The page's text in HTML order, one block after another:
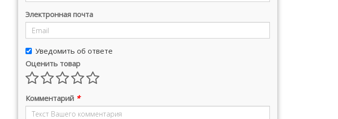
Электронная почта
Уведомить об ответе
Оценить товар
Комментарий *